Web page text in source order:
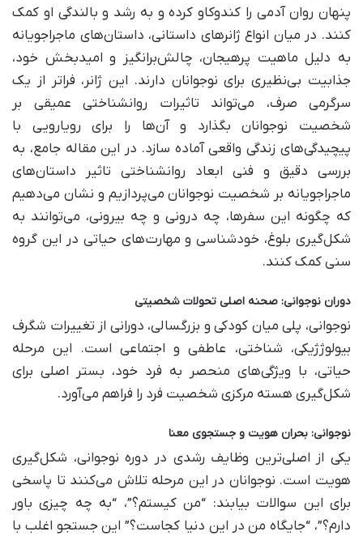
پنهان روان آدمی را کندوکاو کرده و به رشد و بالندگی او کمک
کنند. در میان انواع ژانرهای داستانی، داستان‌های ماجراجویانه
به دلیل ماهیت پرهیجان، چالش‌برانگیز و امیدبخش خود،
جذابیت بی‌نظیری برای نوجوانان دارند. این ژانر، فراتر از یک
سرگرمی صرف، می‌تواند تاثیرات روانشناختی عمیقی بر
شخصیت نوجوانان بگذارد و آن‌ها را برای رویارویی با
پیچیدگی‌های زندگی واقعی آماده سازد. در این مقاله جامع، به
بررسی دقیق و فنی ابعاد روانشناختی تاثیر داستان‌های
ماجراجویانه بر شخصیت نوجوانان می‌پردازیم و نشان می‌دهیم
که چگونه این سفرها، چه درونی و چه بیرونی، می‌توانند به
شکل‌گیری بلوغ، خودشناسی و مهارت‌های حیاتی در این گروه
سنی کمک کنند.
دوران نوجوانی: صحنه اصلی تحولات شخصیتی
نوجوانی، پلی میان کودکی و بزرگسالی، دورانی از تغییرات شگرف
بیولوژژیکی، شناختی، عاطفی و اجتماعی است. این مرحله
حیاتی، با ویژگی‌های منحصر به فرد خود، بستر اصلی برای
شکل‌گیری هسته مرکزی شخصیت فرد را فراهم می‌آورد.
نوجوانی: بحران هویت و جستجوی معنا
یکی از اصلی‌ترین وظایف رشدی در دوره نوجوانی، شکل‌گیری
هویت است. نوجوانان در این مرحله تلاش می‌کنند تا پاسخی
برای این سوالات بیابند: “من کیستم؟”، “به چه چیزی باور
دارم؟”، “جایگاه من در این دنیا کجاست؟” این جستجو اغلب با